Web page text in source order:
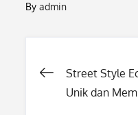
Byadmin
Post
Street Style
Unik dan